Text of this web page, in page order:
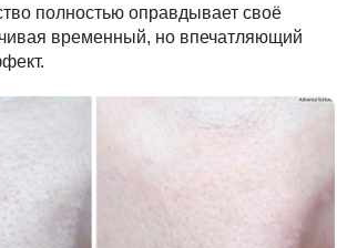
полностью оправдывает своё
временный, но впечатляющий